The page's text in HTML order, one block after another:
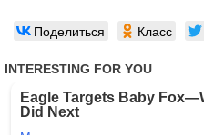
Поделиться Класс